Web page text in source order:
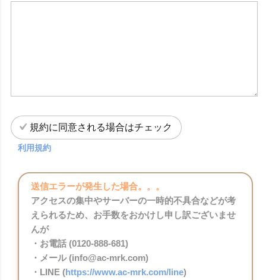
規約に同意される場合はチェック
利用規約
送信エラーが発生した場合。。。
アクセスの集中やサーバーの一時的不具合などが考
えられるため、お手数をおかけし申し訳ございませ
んが
・お電話 (0120-888-681)
・メール (info@ac-mrk.com)
・LINE (https://www.ac-mrk.com/line)